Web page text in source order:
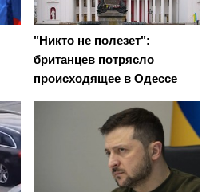
"Никто не полезет":
британцев потрясло
происходящее в Одессе